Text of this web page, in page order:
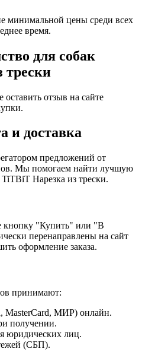
минимальной цены среди всех
время.
для собак
трески
отзыв на сайте
и доставка
предложений от
Мы помогаем найти лучшую
Нарезка из трески.
кнопку "Купить" или "В
перенаправлены на сайт
оформление заказа.
принимают:
MasterCard, МИР) онлайн.
получении.
юридических лиц.
(СБП).